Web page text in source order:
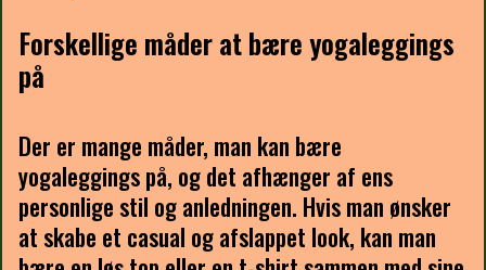
Forskellige måder at bære yogaleggings
på
Der er mange måder, man kan bære
yogaleggings på, og det afhænger af ens
personlige stil og anledningen. Hvis man ønsker
at skabe et casual og afslappet look, kan man